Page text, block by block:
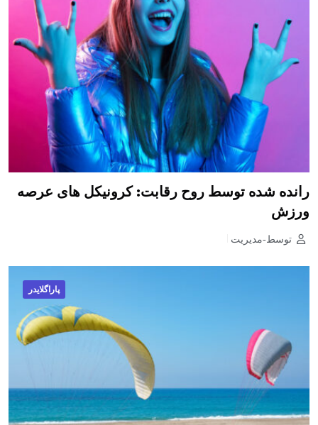
رانده شده توسط روح رقابت: کرونیکل های عرصه
ورزش
توسط-مدیریت
پاراگلایدر